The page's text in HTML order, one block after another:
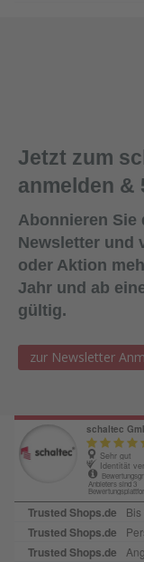
Jetzt zum
anmelden &
Abonnieren Sie
Newsletter und
oder Aktion
Jahr und ab
gültig.
zur Newsletter